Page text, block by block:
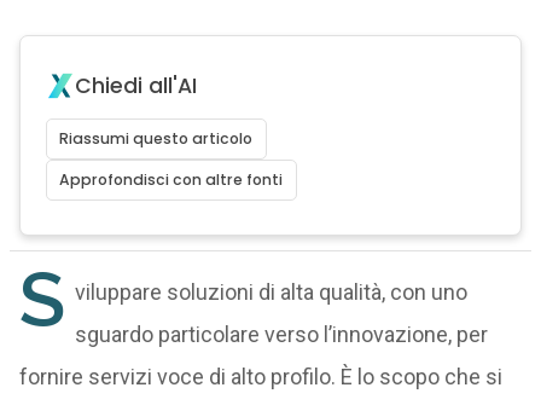
Chiedi all'AI
Riassumi questo articolo
Approfondisci con altre fonti
S viluppare soluzioni di alta qualità, con uno
sguardo particolare verso l’innovazione, per
fornire servizi voce di alto profilo. È lo scopo che si